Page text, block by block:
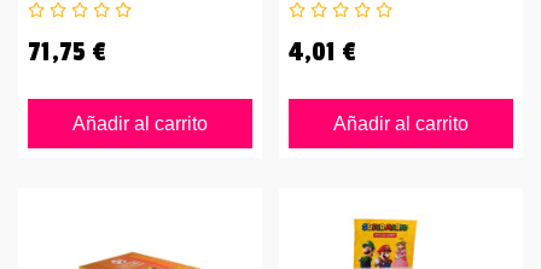
71,75 €
Añadir al carrito
4,01 €
Añadir al carrito